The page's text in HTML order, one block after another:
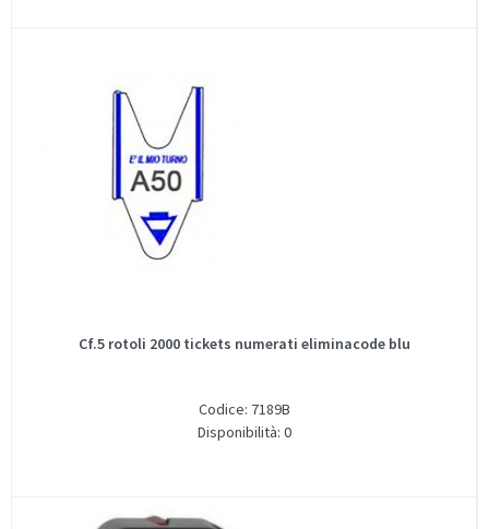
Cf.5 rotoli 2000 tickets numerati eliminacode blu
Codice: 7189B
Disponibilità: 0